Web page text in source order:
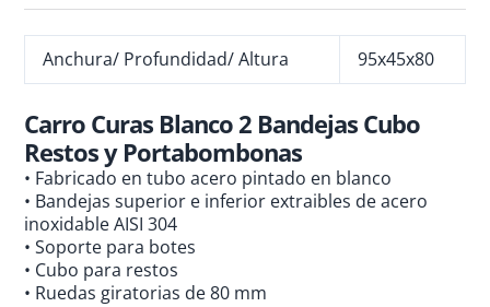
5
de
Anchura/ Profundidad/ Altura 95x45x80
Carro Curas Blanco 2 Bandejas Cubo
Restos y Portabombonas
• Fabricado en tubo acero pintado en blanco
• Bandejas superior e inferior extraibles de acero
inoxidable AISI 304
• Soporte para botes
• Cubo para restos
• Ruedas giratorias de 80 mm